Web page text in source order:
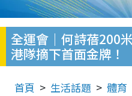
全運會｜何詩蓓200
港隊摘下首面金牌！
首頁 生活話題 體育